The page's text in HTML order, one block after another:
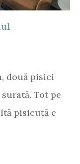
două pisici
Tot pe
pisicuță e